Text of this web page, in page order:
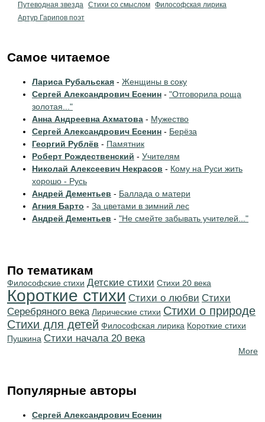
Путеводная звезда Стихи со смыслом Философская лирика
Артур Гарипов поэт
Самое читаемое
Лариса Рубальская - Женщины в соку
Сергей Александрович Есенин - "Отговорила роща
золотая..."
Анна Андреевна Ахматова - Мужество
Сергей Александрович Есенин - Берёза
Георгий Рублёв - Памятник
Роберт Рождественский - Учителям
Николай Алексеевич Некрасов - Кому на Руси жить
хорошо - Русь
Андрей Дементьев - Баллада о матери
Агния Барто - За цветами в зимний лес
Андрей Дементьев - "Не смейте забывать учителей..."
По тематикам
Философские стихи Детские стихи Стихи 20 века
Короткие стихи Стихи о любви Cтихи
Серебряного века Лирические стихи Стихи о природе
Стихи для детей Философская лирика Короткие стихи
Пушкина Cтихи начала 20 века
More
Популярные авторы
Сергей Александрович Есенин